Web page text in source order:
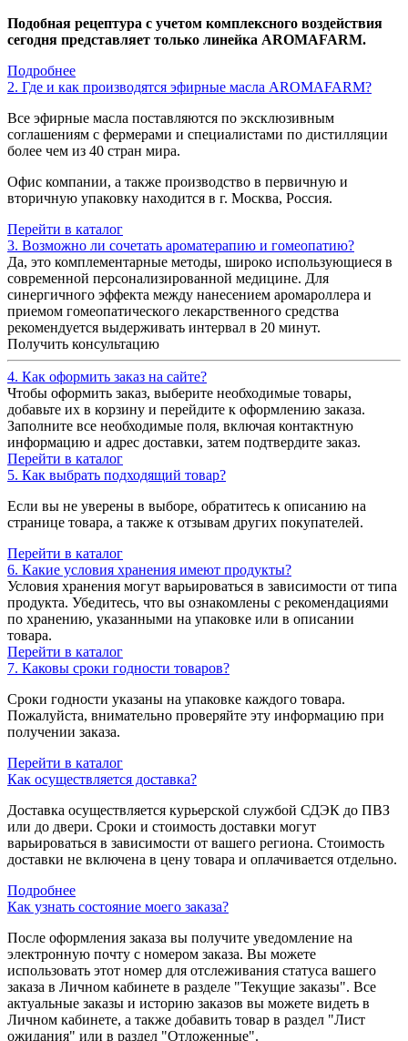
Подобная рецептура с учетом комплексного воздействия
сегодня представляет только линейка AROMAFARM.
Подробнее
2. Где и как производятся эфирные масла AROMAFARM?
Все эфирные масла поставляются по эксклюзивным
соглашениям с фермерами и специалистами по дистилляции
более чем из 40 стран мира.
Офис компании, а также производство в первичную и
вторичную упаковку находится в г. Москва, Россия.
Перейти в каталог
3. Возможно ли сочетать ароматерапию и гомеопатию?
Да, это комплементарные методы, широко использующиеся в
современной персонализированной медицине. Для
синергичного эффекта между нанесением аромароллера и
приемом гомеопатического лекарственного средства
рекомендуется выдерживать интервал в 20 минут.
Получить консультацию
4. Как оформить заказ на сайте?
Чтобы оформить заказ, выберите необходимые товары,
добавьте их в корзину и перейдите к оформлению заказа.
Заполните все необходимые поля, включая контактную
информацию и адрес доставки, затем подтвердите заказ.
Перейти в каталог
5. Как выбрать подходящий товар?
Если вы не уверены в выборе, обратитесь к описанию на
странице товара, а также к отзывам других покупателей.
Перейти в каталог
6. Какие условия хранения имеют продукты?
Условия хранения могут варьироваться в зависимости от типа
продукта. Убедитесь, что вы ознакомлены с рекомендациями
по хранению, указанными на упаковке или в описании
товара.
Перейти в каталог
7. Каковы сроки годности товаров?
Сроки годности указаны на упаковке каждого товара.
Пожалуйста, внимательно проверяйте эту информацию при
получении заказа.
Перейти в каталог
Как осуществляется доставка?
Доставка осуществляется курьерской службой СДЭК до ПВЗ
или до двери. Сроки и стоимость доставки могут
варьироваться в зависимости от вашего региона. Стоимость
доставки не включена в цену товара и оплачивается отдельно.
Подробнее
Как узнать состояние моего заказа?
После оформления заказа вы получите уведомление на
электронную почту с номером заказа. Вы можете
использовать этот номер для отслеживания статуса вашего
заказа в Личном кабинете в разделе "Текущие заказы". Все
актуальные заказы и историю заказов вы можете видеть в
Личном кабинете, а также добавить товар в раздел "Лист
ожидания" или в раздел "Отложенные".